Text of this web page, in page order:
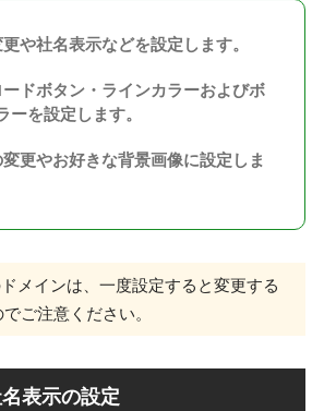
や社名表示などを設定します。
ドボタン・ラインカラーおよびボ
を設定します。
更やお好きな背景画像に設定しま
メインは、一度設定すると変更する
ご注意ください。
表示の設定